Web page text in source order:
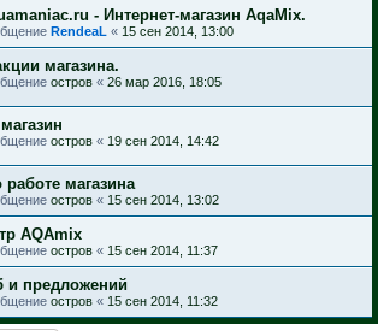
- Интернет-магазин AqaMix.
RendeaL « 15 сен 2014, 13:00
магазина.
остров « 26 мар 2016, 18:05
остров « 19 сен 2014, 14:42
магазина
остров « 15 сен 2014, 13:02
AQAmix
остров « 15 сен 2014, 11:37
и предложений
остров « 15 сен 2014, 11:32